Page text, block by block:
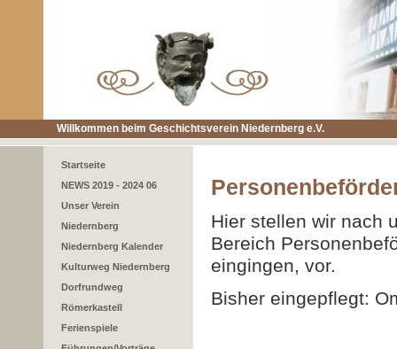
Willkommen beim Geschichtsverein Niedernberg e.V.
Startseite
NEWS 2019 - 2024 06
Unser Verein
Niedernberg
Niedernberg Kalender
Kulturweg Niedernberg
Dorfrundweg
Römerkastell
Ferienspiele
Hier stellen wir nach
Bereich
eingingen, vor.
Bisher eingepflegt: